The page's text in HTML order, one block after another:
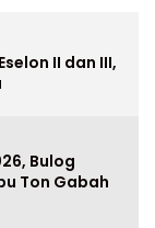
II dan III,
Bulog
Ton Gabah